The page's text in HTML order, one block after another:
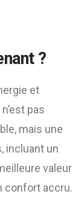
?
et
pas
mais une
incluant un
valeur
confort accru.